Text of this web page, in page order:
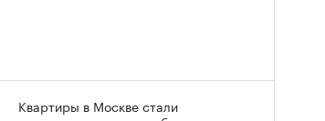
Квартиры в Москве стали